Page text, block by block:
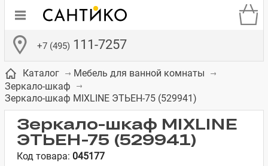
+7 (495) 111-7257
унитазов
Сиденья для
унитазов
Смесители для
встраиваемых
Зеркало-шкаф
Полки в ванную
Комоды в
Каталог
Мебель для ванной комнаты
Зеркало-шкаф
Зеркало-шкаф MIXLINE ЭТЬЕН-75 (529941)
Зеркало-шкаф MIXLINE
ЭТЬЕН-75 (529941)
Код товара: 045177